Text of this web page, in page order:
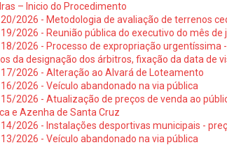
– Inicio do Procedimento
2026 - Metodologia de avaliação de terrenos
2026 - Reunião pública do executivo do mês de
2026 - Processo de expropriação urgentíssima
da designação dos árbitros, fixação da data de
2026 - Alteração ao Alvará de Loteamento
2026 - Veículo abandonado na via pública
2026 - Atualização de preços de venda ao
e Azenha de Santa Cruz
2026 - Instalações desportivas municipais -
2026 - Veículo abandonado na via pública